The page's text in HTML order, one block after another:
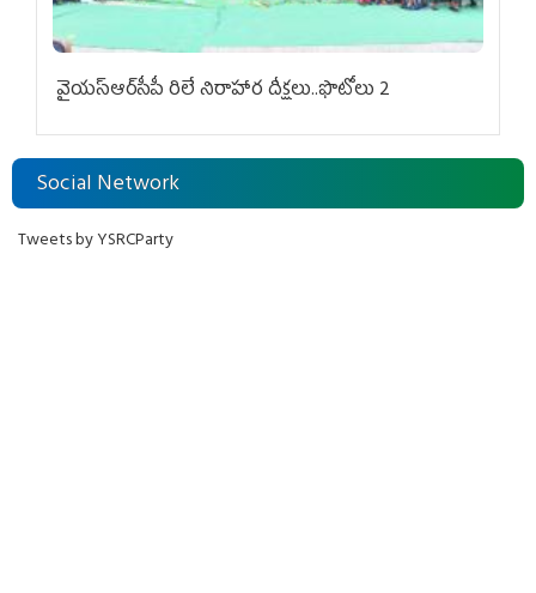
వైయ‌స్ఆర్‌సీపీ రిలే నిరాహార దీక్షలు..ఫొటోలు 2
Social Network
Tweets by YSRCParty